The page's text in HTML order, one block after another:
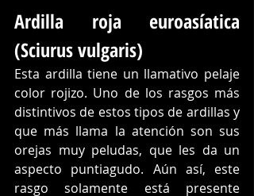
Ardilla roja euroasíatica
(Sciurus vulgaris)
Esta ardilla tiene un llamativo pelaje
color rojizo. Uno de los rasgos más
distintivos de estos tipos de ardillas y
que más llama la atención son sus
orejas muy peludas, que les da un
aspecto puntiagudo. Aún así, este
rasgo solamente está presente